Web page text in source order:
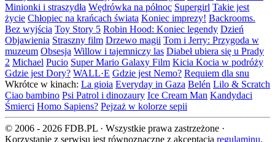
Minionki i straszydła Wędrówka na północ Supergirl Takie jest
życie Chłopiec na krańcach świata Koniec imprezy! Backrooms.
Bez wyjścia Toy Story 5 Robin Hood: Koniec legendy Dzień
Objawienia Straszny film Drzewo magii Tom i Jerry: Przygoda w
muzeum Obsesja Willow i tajemniczy las Diabeł ubiera się u Prady
2 Michael Pucio Super Mario Galaxy Film Kicia Kocia w podróży
Gdzie jest Dory? WALL·E Gdzie jest Nemo? Requiem dla snu
Wkrótce w kinach: La gioia Everyday in Gaza Belén Lilo & Scratch
Ciao bambino Psi Patrol i dinozaury Ice Cream Man Kandydaci
Śmierci Homo Sapiens? Pejzaż w kolorze sepii
© 2006 - 2026 FDB.PL · Wszystkie prawa zastrzeżone ·
Korzystanie z serwisu jest równoznaczne z akceptacją regulaminu.